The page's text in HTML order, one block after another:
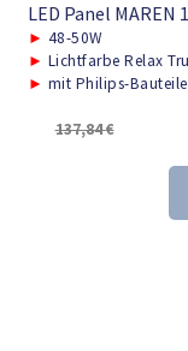
LED Panel MAREN
► 48-50W
► Lichtfarbe Relax
► mit Philips-
137,84€